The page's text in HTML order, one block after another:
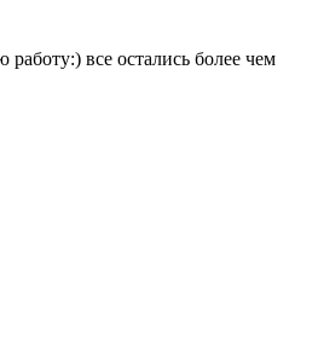
все остались более чем